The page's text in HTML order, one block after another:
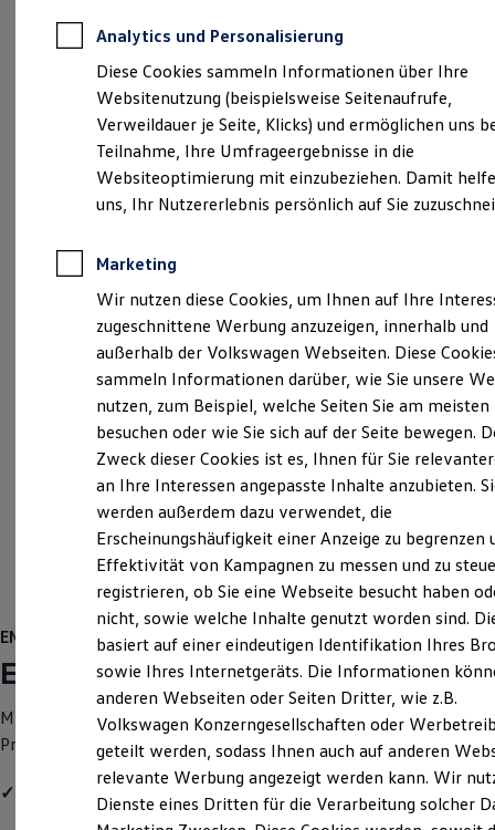
Autokredit mit Schlussrate
Versicherungen und Garantien
Kfz-Versicherung
Restschuldversicherungen
Garantien
Wartungsverträge
Geschäftskunden
Professional Class bei Volkswagen
Großkunden
Behörden
Anpfiff zum Gewinn
Elektroautos
ID. Tutorials
Elektrofahrzeugkonzepte
Reichweite
Reichweite der ID. Modelle
Reichweite im Winter
Laden
Laden unterwegs
Laden Zuhause
Ladezeitensimulator
Batterie
Sicherheit
Garantie und Lebensdauer
Nachhaltigkeit
Technologie
Kosten und Kauf
Verbrauchskosten
Kaufoptionen
E-Auto-Förderung
Software und Konnektivität
Die ID. Software 6
ID. Software Versionen und Updates
Digitale Extras
Schnittstellen zu Ihrem ID.
Impressum & Rechtliches)
ENERGY
ENERGY
Mit dem Golf Variant ENERGYerhalten Sie einen attraktiven
Preisvorteil und folgende Ausstattungshighlights:
✓
Analytics und Personalisierung
Diese Cookies sammeln Informationen über Ihre
Websitenutzung (beispielsweise Seitenaufrufe,
Verweildauer je Seite, Klicks) und ermöglichen uns
Teilnahme, Ihre Umfrageergebnisse in die
Websiteoptimierung mit einzubeziehen. Damit
uns, Ihr Nutzererlebnis persönlich auf Sie
Marketing
Wir nutzen diese Cookies, um Ihnen auf Ihre
zugeschnittene Werbung anzuzeigen, innerhalb und
außerhalb der Volkswagen Webseiten. Diese
sammeln Informationen darüber, wie Sie unsere
nutzen, zum Beispiel, welche Seiten Sie am meisten
besuchen oder wie Sie sich auf der Seite bewegen.
Zweck dieser Cookies ist es, Ihnen für Sie
an Ihre Interessen angepasste Inhalte anzubieten.
werden außerdem dazu verwendet, die
Erscheinungshäufigkeit einer Anzeige zu begrenzen
Effektivität von Kampagnen zu messen und zu
registrieren, ob Sie eine Webseite besucht haben
nicht, sowie welche Inhalte genutzt worden sind.
basiert auf einer eindeutigen Identifikation Ihres
sowie Ihres Internetgeräts. Die Informationen
anderen Webseiten oder Seiten Dritter, wie z.B.
Volkswagen Konzerngesellschaften oder
geteilt werden, sodass Ihnen auch auf anderen
relevante Werbung angezeigt werden kann. Wir
Dienste eines Dritten für die Verarbeitung solcher